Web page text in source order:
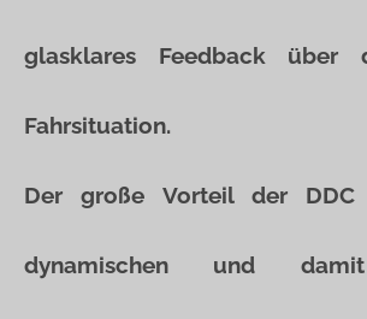
glasklares Feedback über
Fahrsituation.
Der große Vorteil der
dynamischen und